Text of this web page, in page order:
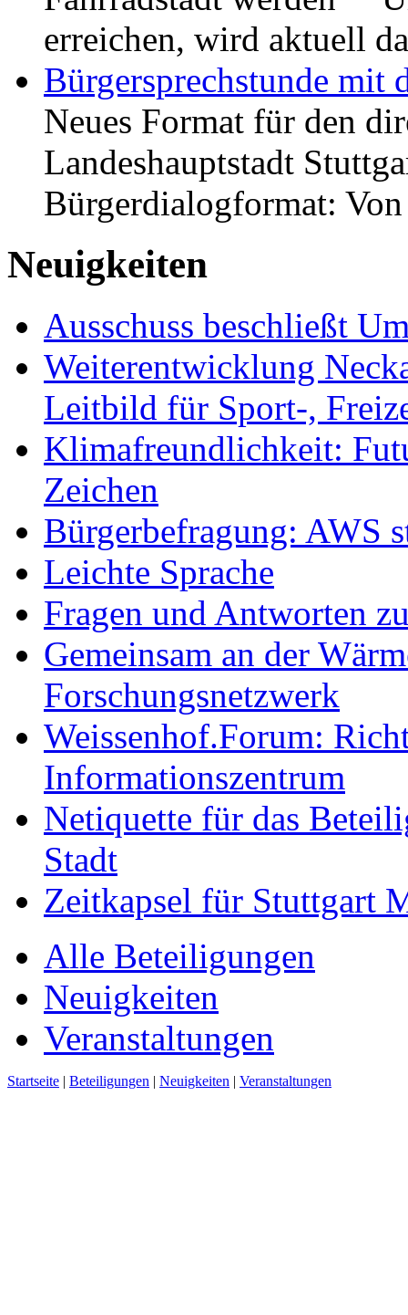
erreichen, wird aktuell
Bürgersprechstunde mit
Neues Format für den
Landeshauptstadt
Bürgerdialogformat:
Neuigkeiten
Ausschuss beschließt
Weiterentwicklung
Leitbild für Sport-,
Klimafreundlichkeit:
Zeichen
Bürgerbefragung: AWS
Leichte Sprache
Fragen und Antworten
Gemeinsam an der
Forschungsnetzwerk
Weissenhof.Forum:
Informationszentrum
Netiquette für das
Stadt
Zeitkapsel für Stuttgart
Alle Beteiligungen
Neuigkeiten
Veranstaltungen
Startseite | Beteiligungen | Neuigkeiten | Veranstaltungen